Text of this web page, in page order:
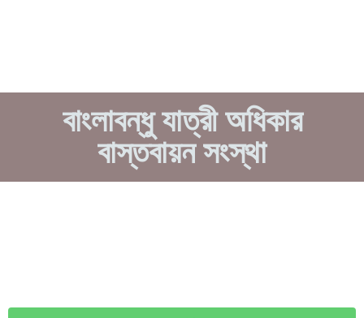
বাংলাবন্ধু যাত্রী অধিকার
বাস্তবায়ন সংস্থা